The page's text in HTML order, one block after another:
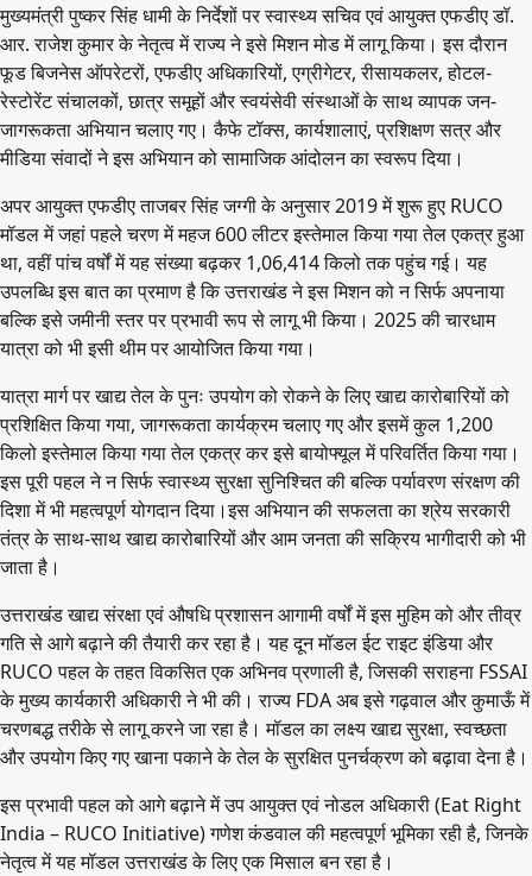
मुख्यमंत्री पुष्कर सिंह धामी के निर्देशों पर स्वास्थ्य सचिव एवं आयुक्त एफडीए डॉ.
आर. राजेश कुमार के नेतृत्व में राज्य ने इसे मिशन मोड में लागू किया। इस दौरान
फूड बिजनेस ऑपरेटरों, एफडीए अधिकारियों, एग्रीगेटर, रीसायकलर, होटल-
रेस्टोरेंट संचालकों, छात्र समूहों और स्वयंसेवी संस्थाओं के साथ व्यापक जन-
जागरूकता अभियान चलाए गए। कैफे टॉक्स, कार्यशालाएं, प्रशिक्षण सत्र और
मीडिया संवादों ने इस अभियान को सामाजिक आंदोलन का स्वरूप दिया।
अपर आयुक्त एफडीए ताजबर सिंह जग्गी के अनुसार 2019 में शुरू हुए RUCO
मॉडल में जहां पहले चरण में महज 600 लीटर इस्तेमाल किया गया तेल एकत्र हुआ
था, वहीं पांच वर्षों में यह संख्या बढ़कर 1,06,414 किलो तक पहुंच गई। यह
उपलब्धि इस बात का प्रमाण है कि उत्तराखंड ने इस मिशन को न सिर्फ अपनाया
बल्कि इसे जमीनी स्तर पर प्रभावी रूप से लागू भी किया। 2025 की चारधाम
यात्रा को भी इसी थीम पर आयोजित किया गया।
यात्रा मार्ग पर खाद्य तेल के पुनः उपयोग को रोकने के लिए खाद्य कारोबारियों को
प्रशिक्षित किया गया, जागरूकता कार्यक्रम चलाए गए और इसमें कुल 1,200
किलो इस्तेमाल किया गया तेल एकत्र कर इसे बायोफ्यूल में परिवर्तित किया गया।
इस पूरी पहल ने न सिर्फ स्वास्थ्य सुरक्षा सुनिश्चित की बल्कि पर्यावरण संरक्षण की
दिशा में भी महत्वपूर्ण योगदान दिया।इस अभियान की सफलता का श्रेय सरकारी
तंत्र के साथ-साथ खाद्य कारोबारियों और आम जनता की सक्रिय भागीदारी को भी
जाता है।
उत्तराखंड खाद्य संरक्षा एवं औषधि प्रशासन आगामी वर्षों में इस मुहिम को और तीव्र
गति से आगे बढ़ाने की तैयारी कर रहा है। यह दून मॉडल ईट राइट इंडिया और
RUCO पहल के तहत विकसित एक अभिनव प्रणाली है, जिसकी सराहना FSSAI
के मुख्य कार्यकारी अधिकारी ने भी की। राज्य FDA अब इसे गढ़वाल और कुमाऊँ में
चरणबद्ध तरीके से लागू करने जा रहा है। मॉडल का लक्ष्य खाद्य सुरक्षा, स्वच्छता
और उपयोग किए गए खाना पकाने के तेल के सुरक्षित पुनर्चक्रण को बढ़ावा देना है।
इस प्रभावी पहल को आगे बढ़ाने में उप आयुक्त एवं नोडल अधिकारी (Eat Right
India – RUCO Initiative) गणेश कंडवाल की महत्वपूर्ण भूमिका रही है, जिनके
नेतृत्व में यह मॉडल उत्तराखंड के लिए एक मिसाल बन रहा है।